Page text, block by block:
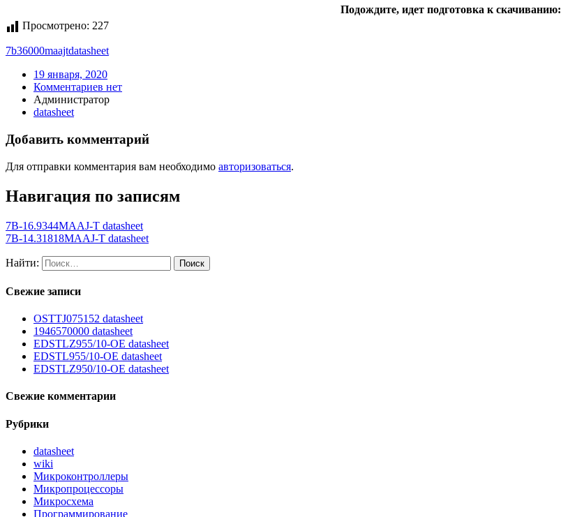
Подождите, идет подготовка к скачиванию:
Просмотрено: 227
7b36000maajtdatasheet
19 января, 2020
Комментариев нет
Администратор
datasheet
Добавить комментарий
Для отправки комментария вам необходимо авторизоваться.
Навигация по записям
7B-16.9344MAAJ-T datasheet
7B-14.31818MAAJ-T datasheet
Найти:
Свежие записи
OSTTJ075152 datasheet
1946570000 datasheet
EDSTLZ955/10-OE datasheet
EDSTL955/10-OE datasheet
EDSTLZ950/10-OE datasheet
Свежие комментарии
Рубрики
datasheet
wiki
Микроконтроллеры
Микропроцессоры
Микросхема
Программирование